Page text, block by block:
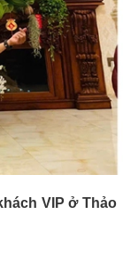
VIP ở Thảo